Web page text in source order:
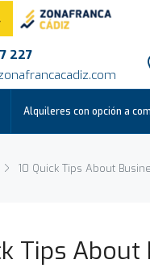
227
Alquileres con opción a
10 Quick Tips About
Tips